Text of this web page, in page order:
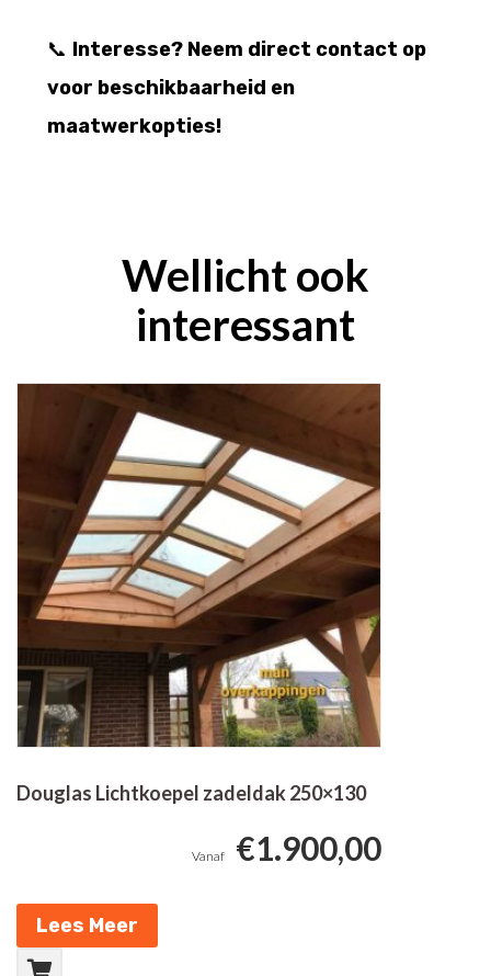
📞 Interesse? Neem direct contact op
voor beschikbaarheid en
maatwerkopties!
Wellicht ook
interessant
Douglas Lichtkoepel zadeldak 250×130
€1.900,00
Lees Meer